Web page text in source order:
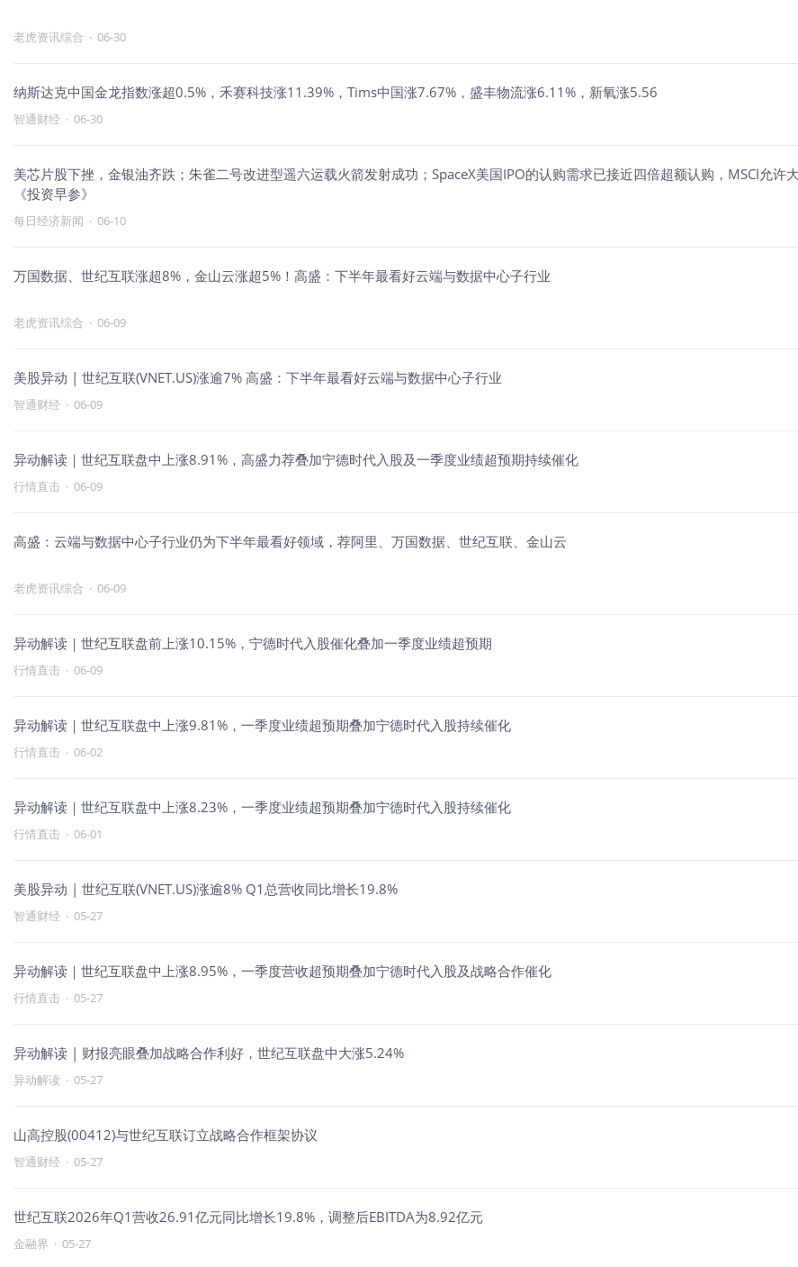
老虎资讯综合 · 06-30
纳斯达克中国金龙指数涨超0.5%，禾赛科技涨11.39%，Tims中国涨7.67%，盛丰物流涨6.11%，新氧涨5.56
智通财经 · 06-30
美芯片股下挫，金银油齐跌；朱雀二号改进型遥六运载火箭发射成功；SpaceX美国IPO的认购需求已接近四倍超额认购，MSCI允
《投资早参》
每日经济新闻 · 06-10
万国数据、世纪互联涨超8%，金山云涨超5%！高盛：下半年最看好云端与数据中心子行业
老虎资讯综合 · 06-09
美股异动 | 世纪互联(VNET.US)涨逾7% 高盛：下半年最看好云端与数据中心子行业
智通财经 · 06-09
异动解读｜世纪互联盘中上涨8.91%，高盛力荐叠加宁德时代入股及一季度业绩超预期持续催化
行情直击 · 06-09
高盛：云端与数据中心子行业仍为下半年最看好领域，荐阿里、万国数据、世纪互联、金山云
老虎资讯综合 · 06-09
异动解读｜世纪互联盘前上涨10.15%，宁德时代入股催化叠加一季度业绩超预期
行情直击 · 06-09
异动解读｜世纪互联盘中上涨9.81%，一季度业绩超预期叠加宁德时代入股持续催化
行情直击 · 06-02
异动解读｜世纪互联盘中上涨8.23%，一季度业绩超预期叠加宁德时代入股持续催化
行情直击 · 06-01
美股异动 | 世纪互联(VNET.US)涨逾8% Q1总营收同比增长19.8%
智通财经 · 05-27
异动解读｜世纪互联盘中上涨8.95%，一季度营收超预期叠加宁德时代入股及战略合作催化
行情直击 · 05-27
异动解读 | 财报亮眼叠加战略合作利好，世纪互联盘中大涨5.24%
异动解读 · 05-27
山高控股(00412)与世纪互联订立战略合作框架协议
智通财经 · 05-27
世纪互联2026年Q1营收26.91亿元同比增长19.8%，调整后EBITDA为8.92亿元
金融界 · 05-27